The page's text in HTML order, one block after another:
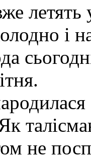
летять
і
не